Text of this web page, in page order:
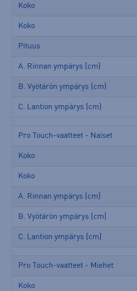
Koko
Koko
Pituus
A. Rinnan ympärys (cm)
B. Vyötärön ympärys (cm)
C. Lantion ympärys (cm)
Pro Touch-vaatteet - Naiset
Koko
Koko
A. Rinnan ympärys (cm)
B. Vyötärön ympärys (cm)
C. Lantion ympärys (cm)
Pro Touch-vaatteet - Miehet
Koko